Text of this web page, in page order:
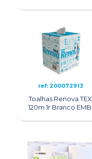
ref: 200072913
Toalhas Renova TEX
120m 1r Branco EMB.